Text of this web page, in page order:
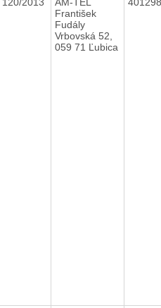
František
Fudály
Vrbovská 52,
059 71 Ľubica